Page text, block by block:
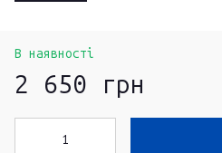
В наявності
2 650 грн